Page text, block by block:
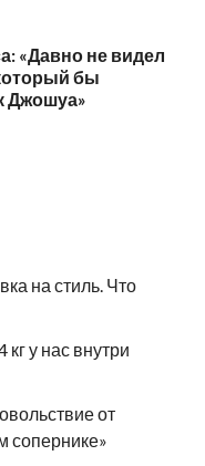
«Давно не видел
бы
Джошуа»
на стиль. Что
у нас внутри
от
сопернике»